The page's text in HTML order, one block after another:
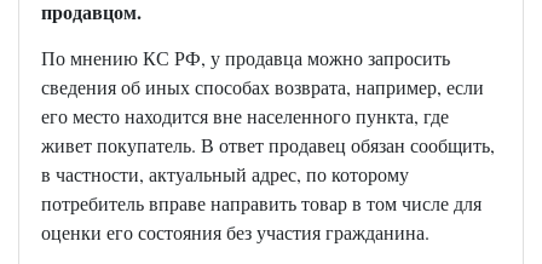
продавцом.
По мнению КС РФ, у продавца можно запросить
сведения об иных способах возврата, например, если
его место находится вне населенного пункта, где
живет покупатель. В ответ продавец обязан сообщить,
в частности, актуальный адрес, по которому
потребитель вправе направить товар в том числе для
оценки его состояния без участия гражданина.